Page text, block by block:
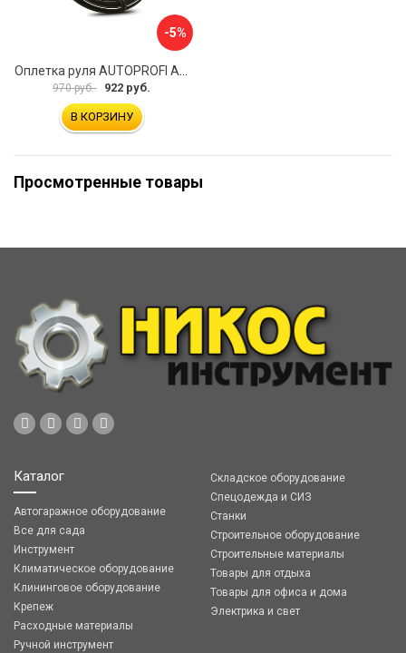
-5%
970 руб. 922 руб.
В КОРЗИНУ
Просмотренные товары
Каталог
Автогаражное оборудование
Все для сада
Инструмент
Климатическое оборудование
Клининговое оборудование
Крепеж
Расходные материалы
Ручной инструмент
Складское оборудование
Спецодежда и СИЗ
Станки
Строительное оборудование
Строительные материалы
Товары для отдыха
Товары для офиса и дома
Электрика и свет